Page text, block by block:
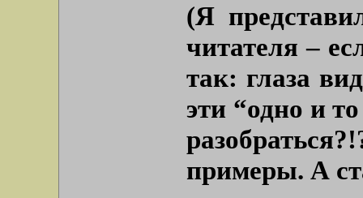
(Я
читателя –
так: глаза
эти “одно и
примеры. А